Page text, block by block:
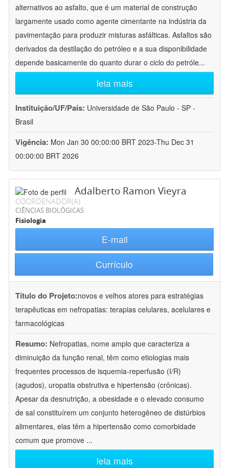
alternativos ao asfalto, que é um material de construção
largamente usado como agente cimentante na indústria da
pavimentação para produzir misturas asfálticas. Asfaltos são
derivados da destilação do petróleo e a sua disponibilidade
depende basicamente do quanto durar o ciclo do petróle...
leia mais
Instituição/UF/País: Universidade de São Paulo - SP -
Brasil
Vigência: Mon Jan 30 00:00:00 BRT 2023-Thu Dec 31
00:00:00 BRT 2026
Adalberto Ramon Vieyra
COORDENADOR(A)
CIÊNCIAS BIOLÓGICAS
Fisiologia
E-mail
Currículo
Título do Projeto:novos e velhos atores para estratégias
terapêuticas em nefropatias: terapias celulares, acelulares e
farmacológicas
Resumo: Nefropatias, nome amplo que caracteriza a
diminuição da função renal, têm como etiologias mais
frequentes processos de isquemia-reperfusão (I/R)
(agudos), uropatia obstrutiva e hipertensão (crônicas).
Apesar da desnutrição, a obesidade e o elevado consumo
de sal constituírem um conjunto heterogêneo de distúrbios
alimentares, elas têm a hipertensão como comorbidade
comum que promove ...
leia mais